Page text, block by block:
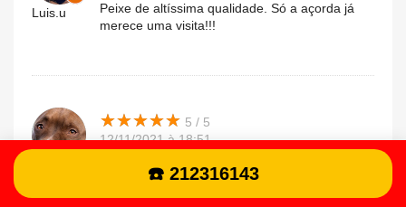
Luis.u
Peixe de altíssima qualidade. Só a açorda já
merece uma visita!!!
★★★★★
★★★★★ 5 / 5
12/11/2021 à 18:51
Bom atendimento peixe muito bom aconselho
☎️ 212316143